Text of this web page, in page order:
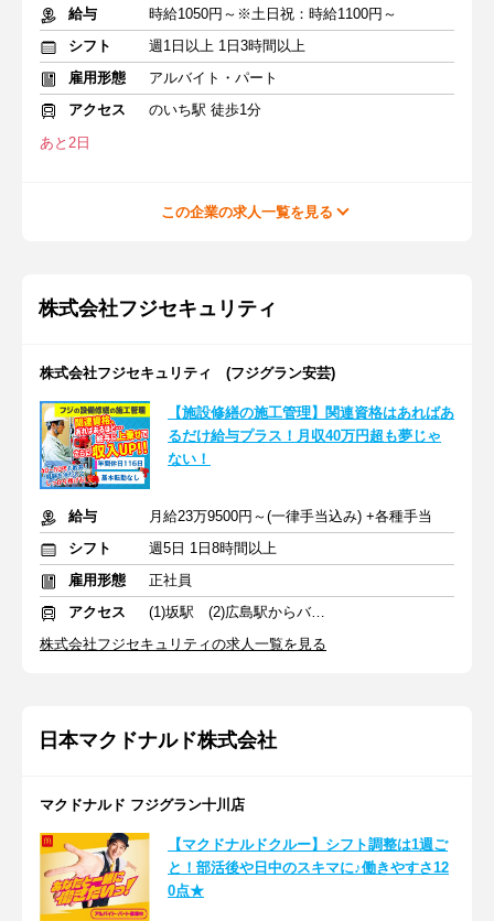
給与
時給1050円～※土日祝：時給1100円～
シフト
週1日以上 1日3時間以上
雇用形態
アルバイト・パート
アクセス
のいち駅 徒歩1分
あと2日
この企業の求人一覧を見る
株式会社フジセキュリティ
株式会社フジセキュリティ (フジグラン安芸)
【施設修繕の施工管理】関連資格はあればあ
るだけ給与プラス！月収40万円超も夢じゃ
ない！
給与
月給23万9500円～(一律手当込み) +各種手当
シフト
週5日 1日8時間以上
雇用形態
正社員
アクセス
(1)坂駅 (2)広島駅からバス5分
株式会社フジセキュリティの求人一覧を見る
日本マクドナルド株式会社
マクドナルド フジグラン十川店
【マクドナルドクルー】シフト調整は1週ご
と！部活後や日中のスキマに♪働きやすさ12
0点★